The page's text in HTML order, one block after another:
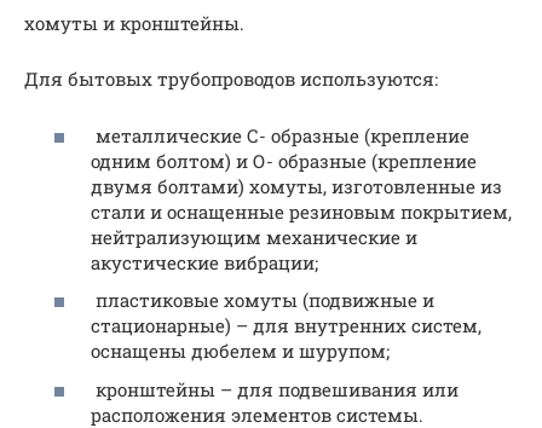
хомуты и кронштейны.
Для бытовых трубопроводов используются:
металлические С- образные (крепление
одним болтом) и О- образные (крепление
двумя болтами) хомуты, изготовленные из
стали и оснащенные резиновым покрытием,
нейтрализующим механические и
акустические вибрации;
пластиковые хомуты (подвижные и
стационарные) – для внутренних систем,
оснащены дюбелем и шурупом;
кронштейны – для подвешивания или
расположения элементов системы.